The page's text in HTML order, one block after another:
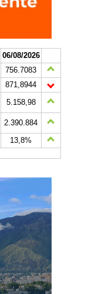
06/08/2026
756.7083
871,8944
5.158,98
2.390.884
13,8%